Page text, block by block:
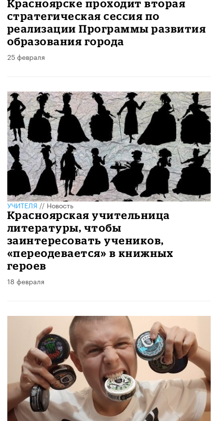
Красноярске проходит вторая
стратегическая сессия по
реализации Программы развития
образования города
25 февраля
УЧИТЕЛЯ//Новость
Красноярская учительница
литературы, чтобы
заинтересовать учеников,
«переодевается» в книжных
героев
18 февраля